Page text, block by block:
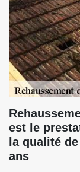
est le
la qualité
ans